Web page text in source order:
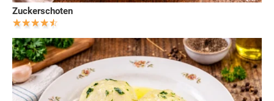
Zuckerschoten